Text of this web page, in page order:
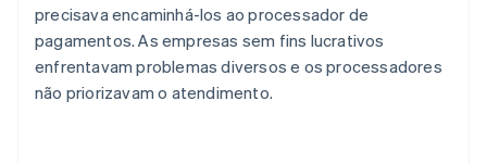
precisava encaminhá-los ao processador de
pagamentos. As empresas sem fins lucrativos
enfrentavam problemas diversos e os processadores
não priorizavam o atendimento.